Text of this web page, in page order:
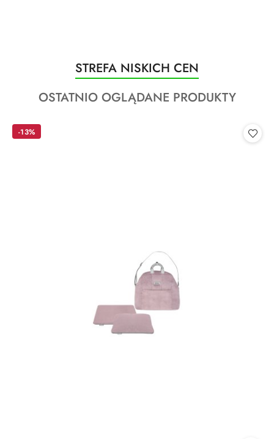
Pomiń karuzelę produktów
Produkty
o
statusie:
STREFA NISKICH CEN
Produkty
statusie:
OSTATNIO OGLĄDANE PRODUKTY
-13%